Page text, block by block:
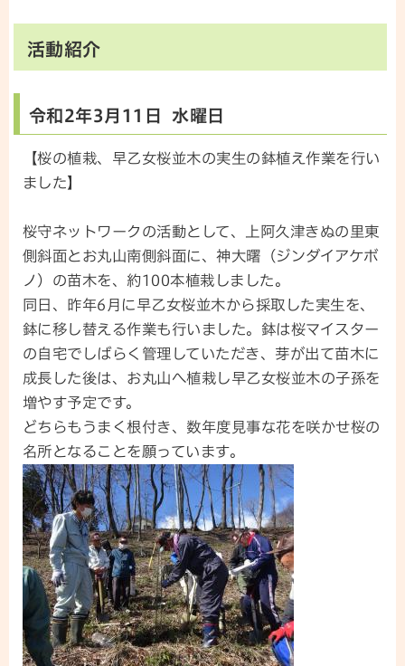
活動紹介
令和2年3月11日 水曜日
【桜の植栽、早乙女桜並木の実生の鉢植え作業を行い
ました】
桜守ネットワークの活動として、上阿久津きぬの里東
側斜面とお丸山南側斜面に、神大曙（ジンダイアケボ
ノ）の苗木を、約100本植栽しました。
同日、昨年6月に早乙女桜並木から採取した実生を、
鉢に移し替える作業も行いました。鉢は桜マイスター
の自宅でしばらく管理していただき、芽が出て苗木に
成長した後は、お丸山へ植栽し早乙女桜並木の子孫を
増やす予定です。
どちらもうまく根付き、数年度見事な花を咲かせ桜の
名所となることを願っています。